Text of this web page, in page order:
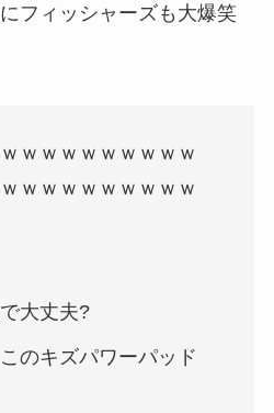
フィッシャーズも大爆笑
ｗｗｗｗｗｗｗｗｗ
ｗｗｗｗｗｗｗｗｗ
大丈夫?
のキズパワーパッド